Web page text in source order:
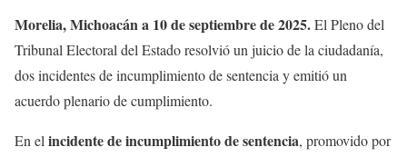
Morelia, Michoacán a 10 de septiembre de 2025.El Pleno del
Tribunal Electoral del Estado resolvió un juicio de la ciudadanía,
dos incidentes de incumplimiento de sentencia y emitió un
acuerdo plenario de cumplimiento.
En el incidente de incumplimiento de sentencia, promovido por